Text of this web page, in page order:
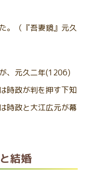
。（『吾妻鏡』元久
、元久二年(1206)
時政が判を押す下知
時政と大江広元が幕
結婚